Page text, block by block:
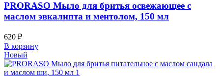
PRORASO Мыло для бритья освежающее с
маслом эвкалипта и ментолом, 150 мл
620 ₽
В корзину
Новый